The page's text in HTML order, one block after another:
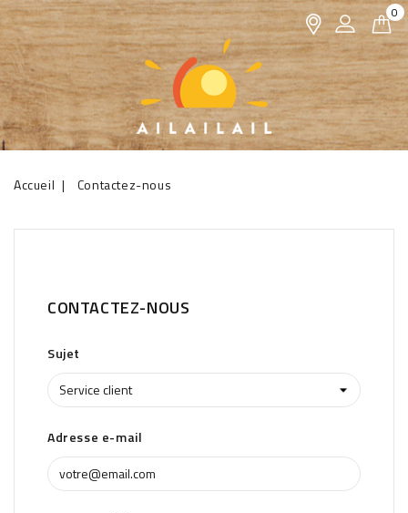
0
Accueil Contactez-nous
CONTACTEZ-NOUS
Sujet
Adresse e-mail